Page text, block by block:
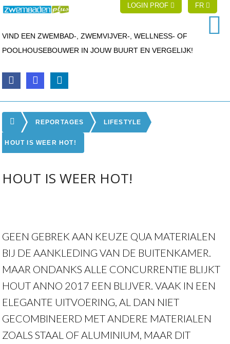
LOGIN PROF FR
VIND EEN ZWEMBAD-, ZWEMVIJVER-, WELLNESS- OF
POOLHOUSEBOUWER IN JOUW BUURT EN VERGELIJK!
REPORTAGES LIFESTYLE
HOUT IS WEER HOT!
HOUT IS WEER HOT!
GEEN GEBREK AAN KEUZE QUA MATERIALEN
BIJ DE AANKLEDING VAN DE BUITENKAMER.
MAAR ONDANKS ALLE CONCURRENTIE BLIJKT
HOUT ANNO 2017 EEN BLIJVER. VAAK IN EEN
ELEGANTE UITVOERING, AL DAN NIET
GECOMBINEERD MET ANDERE MATERIALEN
ZOALS STAAL OF ALUMINIUM, MAAR DIT